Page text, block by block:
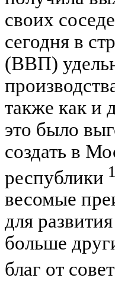
своих
сегодня в
(ВВП)
также как и
это было
создать в
республики 1
весомые
для
больше
благ от